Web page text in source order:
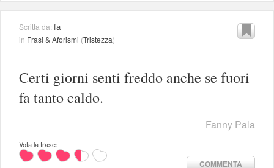
Scritta da:fa
in Frasi & Aforismi (Tristezza)
Certi giorni senti freddo anche se fuori
fa tanto caldo.
Fanny Pala
Vota la frase:
COMMENTA